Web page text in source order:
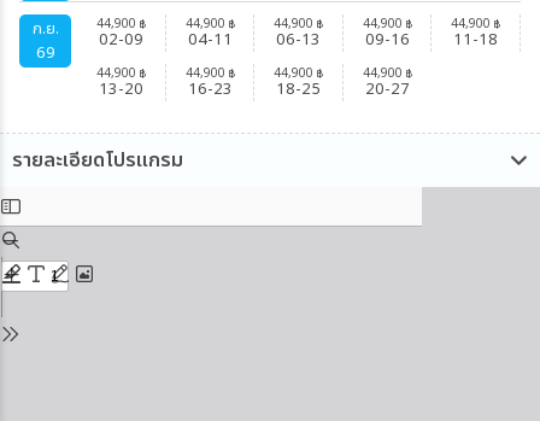
ก.ย.
69
44,900 ฿
02-09
44,900 ฿
04-11
44,900 ฿
06-13
44,900 ฿
09-16
44,900 ฿
11-18
44,900 ฿
13-20
44,900 ฿
16-23
44,900 ฿
18-25
44,900 ฿
20-27
รายละเอียดโปรแกรม